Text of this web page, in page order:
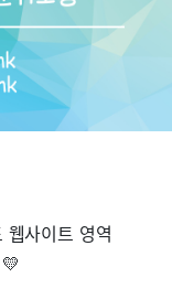
웹사이트 영역